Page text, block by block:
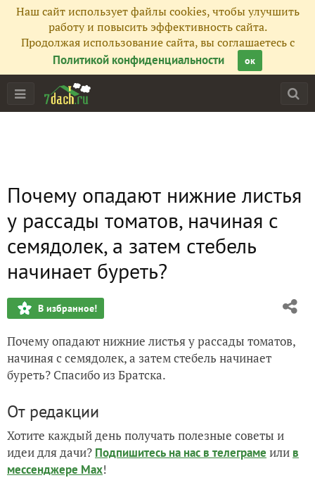
Наш сайт использует файлы cookies, чтобы улучшить
работу и повысить эффективность сайта.
Продолжая использование сайта, вы соглашаетесь с
Политикой конфиденциальности
ок
Почему опадают нижние листья
у рассады томатов, начиная с
семядолек, а затем стебель
начинает буреть?
В избранное!
Почему опадают нижние листья у рассады томатов,
начиная с семядолек, а затем стебель начинает
буреть? Спасибо из Братска.
От редакции
Хотите каждый день получать полезные советы и
идеи для дачи? Подпишитесь на нас в телеграме или в
мессенджере Max!